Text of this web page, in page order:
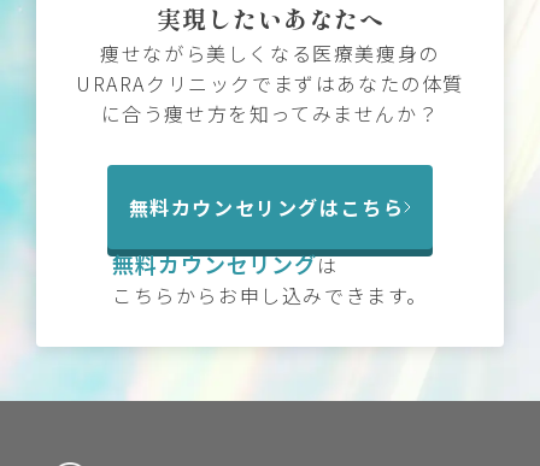
実現したいあなたへ
痩せながら美しくなる医療美痩身の
URARAクリニックでまずはあなたの体質
に合う痩せ方を知ってみませんか？
無料カウンセリングはこちら
無料カウンセリングは
こちらからお申し込みできます。